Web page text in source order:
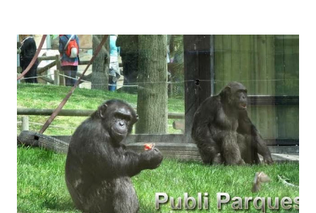
Valencia con fines reproductivos un ejemplar macho de
gacela Mhorr. Se incorpora al grupo de gacelas que habitan
la Sabana, tres hembras adultas y dos machos jóvenes hijos
de las anteriores. Las tres hembras vinieron en febrero del
año pasado desde el zoo de Rotterdam (Holanda): Fiona de
2008, Fleur de 2009 y Sissy de 2012. Dos de ellas llegaron
preñadas y parieron 2 machos que próximamente cumplirán
un año. El importante papel de estos animales será el de
convertirse en machos rep...